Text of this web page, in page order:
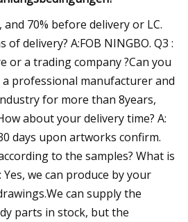
and 70% before delivery or LC.
delivery? A:FOB NINGBO. Q3 :
or a trading company ?Can you
a professional manufacturer and
for more than 8years,
about your delivery time? A:
days upon artworks confirm.
to the samples? What is
we can produce by your
can supply the
parts in stock, but the